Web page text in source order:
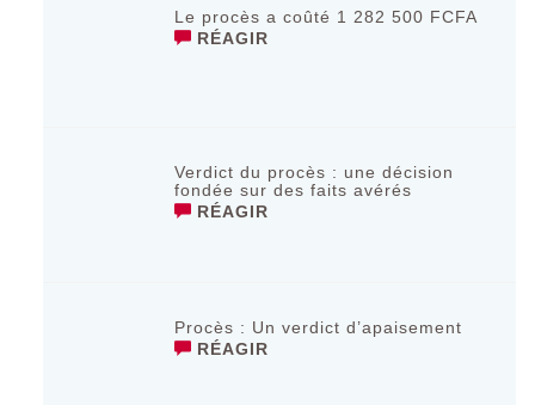
Le procès a coûté 1 282 500 FCFA
RÉAGIR
Verdict du procès : une décision
fondée sur des faits avérés
RÉAGIR
Procès : Un verdict d’apaisement
RÉAGIR